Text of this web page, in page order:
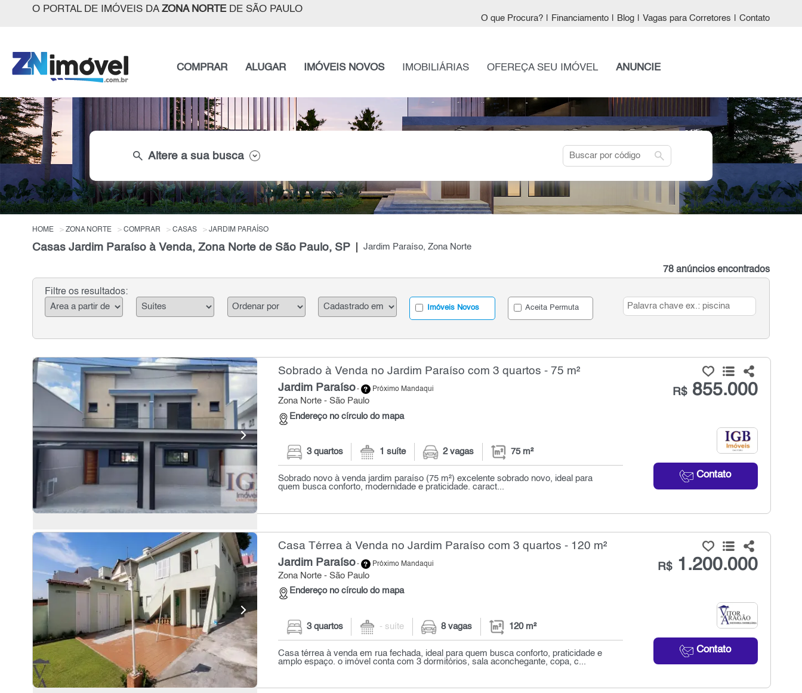
O PORTAL DE IMÓVEIS DA ZONA NORTEDE SÃO PAULO
O que Procura? Financiamento Blog Vagas para Corretores Contato
COMPRAR ALUGAR IMÓVEIS NOVOS IMOBILIÁRIAS OFEREÇA SEU IMÓVEL ANUNCIE
search Altere a sua busca search
HOME ZONA NORTE COMPRAR CASAS JARDIM PARAÍSO
Casas Jardim Paraíso à Venda, Zona Norte de São Paulo, SP Jardim Paraíso, Zona Norte
78 anúncios encontrados
Filtre os resultados:
Imóveis Novos Aceita Permuta
Sobrado à Venda no Jardim Paraíso com 3 quartos - 75 m²
Jardim Paraíso- Próximo Mandaqui
Zona Norte - São Paulo
Endereço no círculo do mapa
R$855.000
Contato
3 quartos 1 suíte 2 vagas 75 m²
Sobrado novo à venda jardim paraíso (75 m²) excelente sobrado novo, ideal para
quem busca conforto, modernidade e praticidade. caract...
Casa Térrea à Venda no Jardim Paraíso com 3 quartos - 120 m²
Jardim Paraíso- Próximo Mandaqui
Zona Norte - São Paulo
Endereço no círculo do mapa
R$1.200.000
Contato
3 quartos - suíte 8 vagas 120 m²
Casa térrea à venda em rua fechada, ideal para quem busca conforto, praticidade e
amplo espaço. o imóvel conta com 3 dormitórios, sala aconchegante, copa, c...